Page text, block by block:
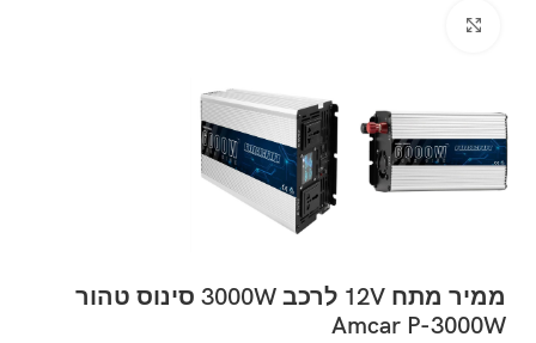
ממיר מתח 12V לרכב 3000W סינוס טהור
Amcar P-3000W